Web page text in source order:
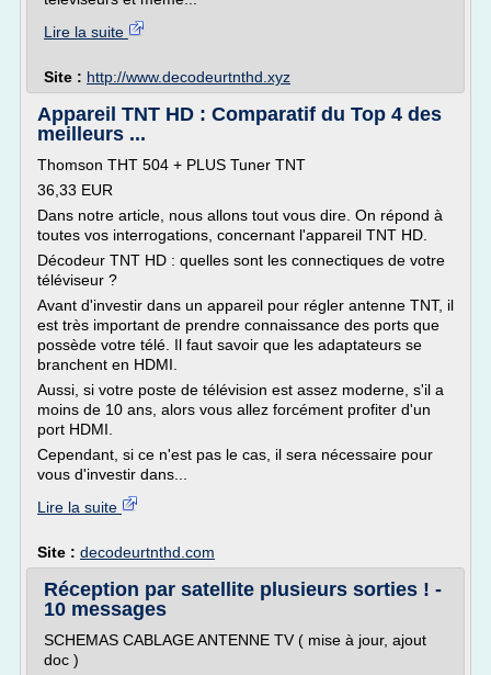
Lire la suite
Site : http://www.decodeurtnthd.xyz
Appareil TNT HD : Comparatif du Top 4 des
meilleurs ...
Thomson THT 504 + PLUS Tuner TNT
36,33 EUR
Dans notre article, nous allons tout vous dire. On répond à
toutes vos interrogations, concernant l'appareil TNT HD.
Décodeur TNT HD : quelles sont les connectiques de votre
téléviseur ?
Avant d'investir dans un appareil pour régler antenne TNT, il
est très important de prendre connaissance des ports que
possède votre télé. Il faut savoir que les adaptateurs se
branchent en HDMI.
Aussi, si votre poste de télévision est assez moderne, s'il a
moins de 10 ans, alors vous allez forcément profiter d'un
port HDMI.
Cependant, si ce n'est pas le cas, il sera nécessaire pour
vous d'investir dans...
Lire la suite
Site : decodeurtnthd.com
Réception par satellite plusieurs sorties ! -
10 messages
SCHEMAS CABLAGE ANTENNE TV ( mise à jour, ajout
doc )